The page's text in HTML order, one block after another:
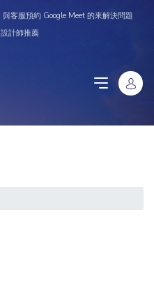
與客服預約 Google Meet 的來解決問題
設計師推薦